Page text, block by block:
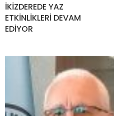
İKİZDEREDE YAZ
ETKİNLİKLERİ DEVAM
EDİYOR